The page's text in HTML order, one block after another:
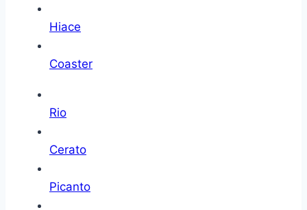
Hiace
Coaster
Rio
Cerato
Picanto